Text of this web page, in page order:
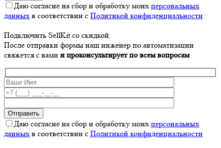
Даю согласие на сбор и обработку моих персональных
данных в соответствии с Политикой конфиденциальности
Подключить SellKit со скидкой
После отправки формы наш инженер по автоматизации
свяжется с вами и проконсультирует по всем вопросам
Даю согласие на сбор и обработку моих персональных
данных в соответствии с Политикой конфиденциальности